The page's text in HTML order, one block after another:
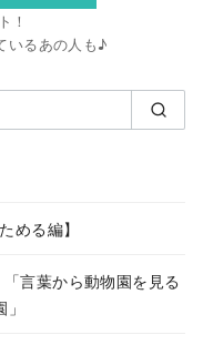
！
いるあの人も♪
める編】
言葉から動物園を見る